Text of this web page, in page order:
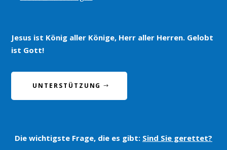
Jesus ist König aller Könige, Herr aller Herren. Gelobt
ist Gott!
UNTERSTÜTZUNG
Die wichtigste Frage, die es gibt: Sind Sie gerettet?